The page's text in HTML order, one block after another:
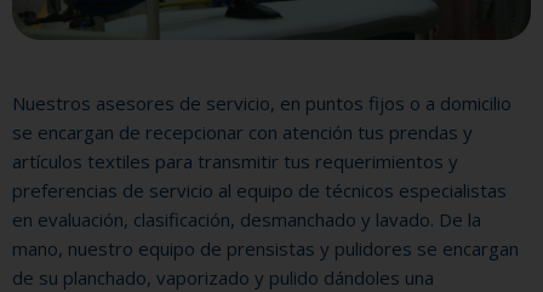
Nuestros asesores de servicio, en puntos fijos o a domicilio
se encargan de recepcionar con atención tus prendas y
artículos textiles para transmitir tus requerimientos y
preferencias de servicio al equipo de técnicos especialistas
en evaluación, clasificación, desmanchado y lavado. De la
mano, nuestro equipo de prensistas y pulidores se encargan
de su planchado, vaporizado y pulido dándoles una